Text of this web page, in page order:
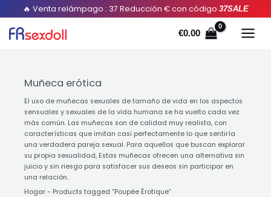
Saltar
contenido
🔥 Venta relámpago : 37 Reducción € con código 37SALE
€0.00
Muñeca erótica
El uso de muñecas sexuales de tamaño de vida en los aspectos
sensuales y sexuales de la vida humana se ha vuelto cada vez
más común. Las muñecas son de calidad muy realista, con
características que imitan casi perfectamente lo que sentiría
una verdadera pareja sexual. Para aquellos que buscan explorar
su propia sexualidad, Estas muñecas ofrecen una alternativa sin
juicio y sin riesgo para satisfacer sus deseos sin participar en
una relación.
Hogar - Products tagged “Poupée Érotique”
Ordenado
por
popularidad